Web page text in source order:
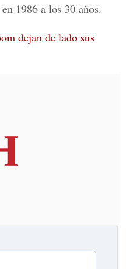
1986 a los 30 años.
dejan de lado sus